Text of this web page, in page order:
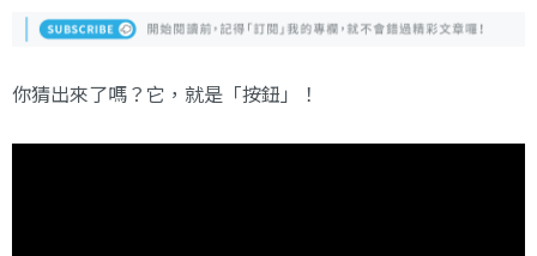
你猜出來了嗎？它，就是「按鈕」！